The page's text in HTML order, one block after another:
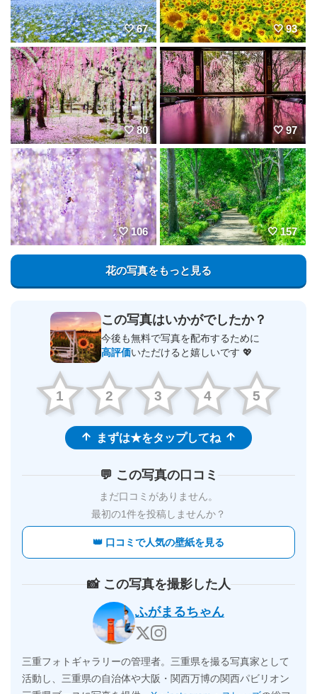
67 93
80 97
106 157
花の写真をもっと見る
この写真はいかがでしたか？
今後も無料で写真を配布するために
高評価いただけると嬉しいです 💖
1 2 3 4 5
まずは★をタップしてね
💬 この写真の口コミ
まだ口コミがありません。
最初の1件を投稿しませんか？
👑 口コミで人気の壁紙を見る
📸 この写真を撮影した人
ふがまるちゃん
三重フォトギャラリーの管理者。三重県を撮る写真家として
活動し、三重県の自治体や大阪・関西万博の関西パビリオン